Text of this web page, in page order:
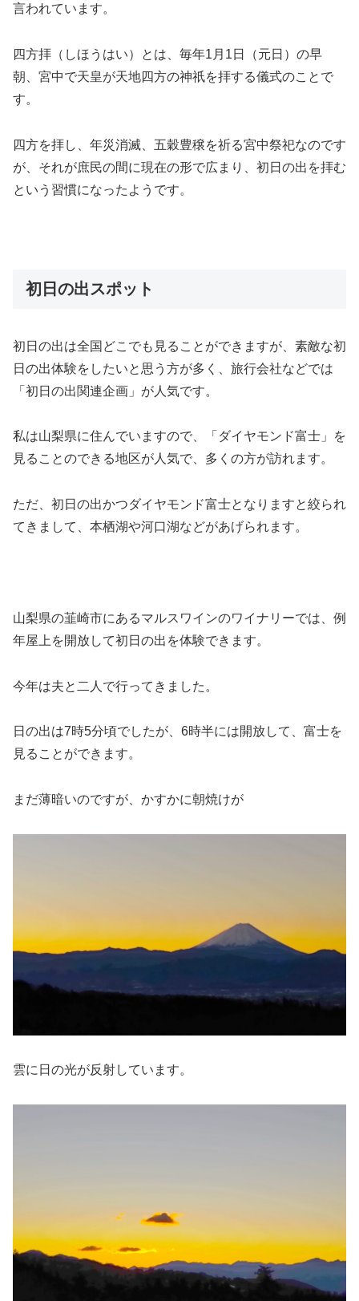
言われています。
四方拝（しほうはい）とは、毎年1月1日（元日）の早
朝、宮中で天皇が天地四方の神祇を拝する儀式のことで
す。
四方を拝し、年災消滅、五穀豊穣を祈る宮中祭祀なのです
が、それが庶民の間に現在の形で広まり、初日の出を拝む
という習慣になったようです。
初日の出スポット
初日の出は全国どこでも見ることができますが、素敵な初
日の出体験をしたいと思う方が多く、旅行会社などでは
「初日の出関連企画」が人気です。
私は山梨県に住んでいますので、「ダイヤモンド富士」を
見ることのできる地区が人気で、多くの方が訪れます。
ただ、初日の出かつダイヤモンド富士となりますと絞られ
てきまして、本栖湖や河口湖などがあげられます。
山梨県の韮崎市にあるマルスワインのワイナリーでは、例
年屋上を開放して初日の出を体験できます。
今年は夫と二人で行ってきました。
日の出は7時5分頃でしたが、6時半には開放して、富士を
見ることができます。
まだ薄暗いのですが、かすかに朝焼けが
雲に日の光が反射しています。